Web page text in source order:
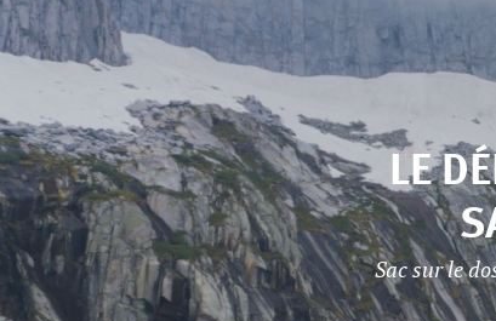
LE
Sac sur le